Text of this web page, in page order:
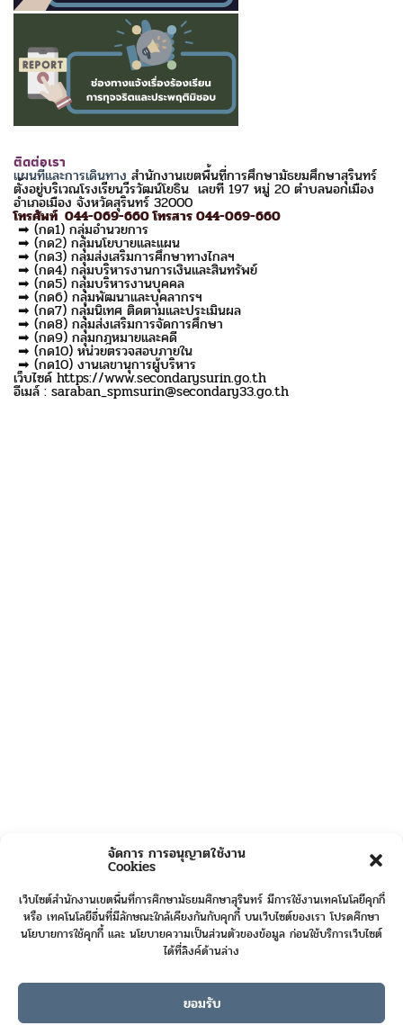
จัดการ การอนุญาตใช้งาน
Cookies
เว็บไซต์สำนักงานเขตพื้นที่การศึกษามัธยมศึกษาสุรินทร์ มีการใช้งานเทคโนโลยีคุกกี้
หรือ เทคโนโลยีอื่นที่มีลักษณะใกล้เคียงกันกับคุกกี้ บนเว็บไซต์ของเรา โปรดศึกษา
นโยบายการใช้คุกกี้ และ นโยบายความเป็นส่วนตัวของข้อมูล ก่อนใช้บริการเว็บไซต์
ได้ที่ลิงค์ด้านล่าง
ยอมรับ
ติดต่อเรา
แผนที่และการเดินทางสำนักงานเขตพื้นที่การศึกษามัธยมศึกษาสุรินทร์
ตั้งอยู่บริเวณโรงเรียนวีรวัฒน์โยธิน เลขที่ 197 หมู่ 20 ตำบลนอกเมือง
อำเภอเมือง จังหวัดสุรินทร์ 32000
โทรศัพท์ 044-069-660 โทรสาร 044-069-660
➡ (กด1) กลุ่มอำนวยการ
➡ (กด2) กลุ่มนโยบายและแผน
➡ (กด3) กลุ่มส่งเสริมการศึกษาทางไกลฯ
➡ (กด4) กลุ่มบริหารงานการเงินและสินทรัพย์
➡ (กด5) กลุ่มบริหารงานบุคคล
➡ (กด6) กลุ่มพัฒนาและบุคลากรฯ
➡ (กด7) กลุ่มนิเทศ ติดตามและประเมินผล
➡ (กด8) กลุ่มส่งเสริมการจัดการศึกษา
➡ (กด9) กลุ่มกฎหมายและคดี
➡ (กด10) หน่วยตรวจสอบภายใน
➡ (กด10) งานเลขานุการผู้บริหาร
เว็บไซด์ https://www.secondarysurin.go.th
อีเมล์ : saraban_spmsurin@secondary33.go.th